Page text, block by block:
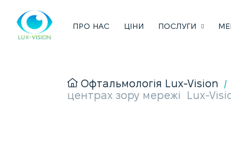
ПРО НАС ЦІНИ ПОСЛУГИ
Офтальмологія Lux-Vision /
центрах зору мережі Lux-